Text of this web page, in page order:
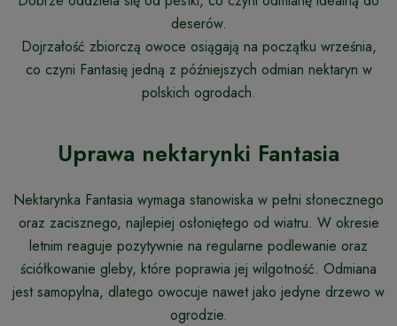
deserów.
Dojrzałość zbiorczą owoce osiągają na początku września,
co czyni Fantasię jedną z późniejszych odmian nektaryn w
polskich ogrodach.
Uprawa nektarynki Fantasia
Nektarynka Fantasia wymaga stanowiska w pełni słonecznego
oraz zacisznego, najlepiej osłoniętego od wiatru. W okresie
letnim reaguje pozytywnie na regularne podlewanie oraz
ściółkowanie gleby, które poprawia jej wilgotność. Odmiana
jest samopylna, dlatego owocuje nawet jako jedyne drzewo w
ogrodzie.